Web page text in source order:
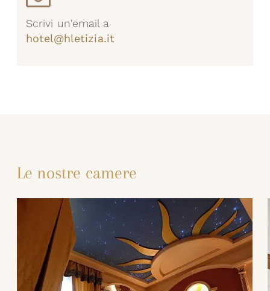
Scrivi un'email a
hotel@hletizia.it
Le nostre camere